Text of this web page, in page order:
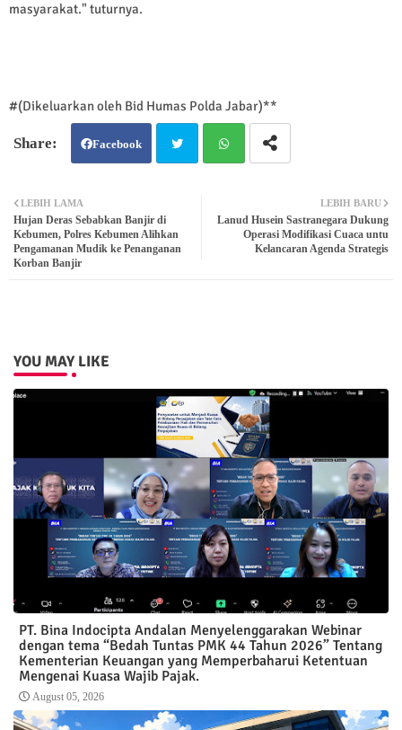
masyarakat." tuturnya.
#(Dikeluarkan oleh Bid Humas Polda Jabar)**
Facebook
atsa
LEBIH BARU
Lanud Husein Sastranegara Dukung
Operasi Modifikasi Cuaca untu
Kelancaran Agenda Strategis
LEBIH LAMA
Hujan Deras Sebabkan Banjir di
Kebumen, Polres Kebumen Alihkan
Pengamanan Mudik ke Penanganan
Korban Banjir
YOU MAY LIKE
PT. Bina Indocipta Andalan Menyelenggarakan Webinar
dengan tema “Bedah Tuntas PMK 44 Tahun 2026” Tentang
Kementerian Keuangan yang Memperbaharui Ketentuan
Mengenai Kuasa Wajib Pajak.
August 05, 2026